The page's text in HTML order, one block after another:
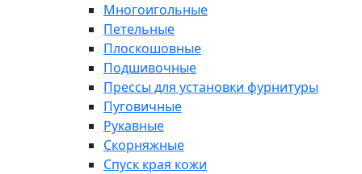
Многоигольные
Петельные
Плоскошовные
Подшивочные
Прессы для установки фурнитуры
Пуговичные
Рукавные
Скорняжные
Спуск края кожи